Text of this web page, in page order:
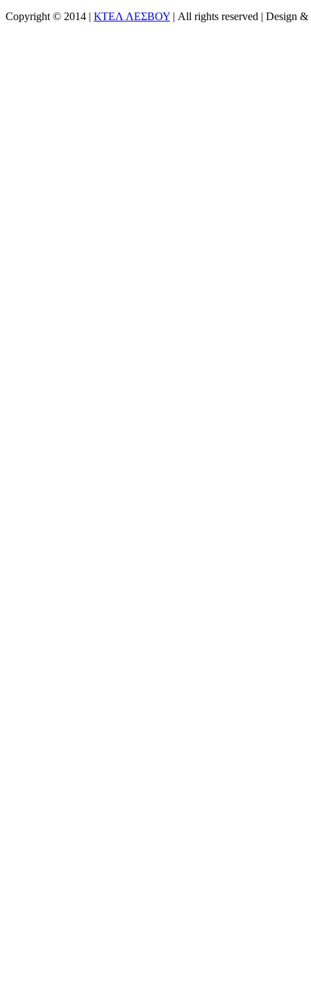
Copyright © 2014 | ΚΤΕΛ ΛΕΣΒΟΥ | All rights reserved | Design &